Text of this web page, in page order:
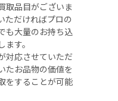
取品目がございま
ただければプロの
も大量のお持ち込
す。
対応させていただ
たお品物の価値を
をすることが可能